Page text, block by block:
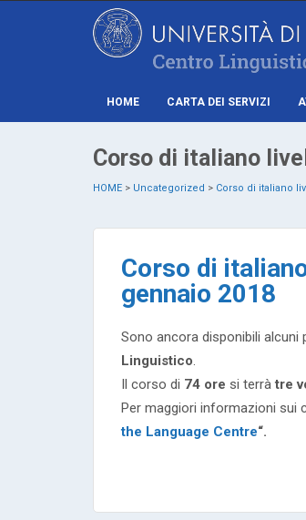
HOME CARTA DEI SERVIZI
Corso di italiano
HOME > Uncategorized > Corso di italiano
Corso di
gennaio 2018
Sono ancora disponibili alcuni
Linguistico.
Il corso di 74 ore si terràtre
Per maggiori informazioni sui
the Language Centre“.